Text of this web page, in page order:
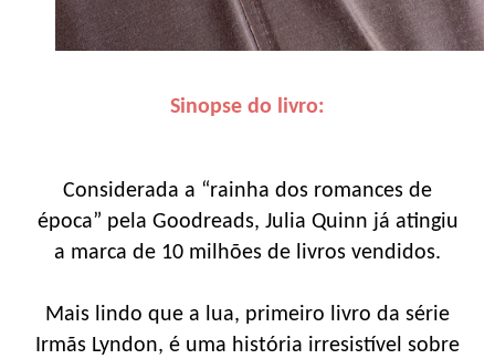
Sinopse do livro:
Considerada a “rainha dos romances de
época” pela Goodreads, Julia Quinn já atingiu
a marca de 10 milhões de livros vendidos.
Mais lindo que a lua, primeiro livro da série
Irmãs Lyndon, é uma história irresistível sobre